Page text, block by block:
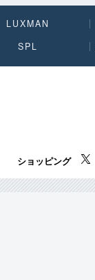
LUXMAN
SPL
ショッピング